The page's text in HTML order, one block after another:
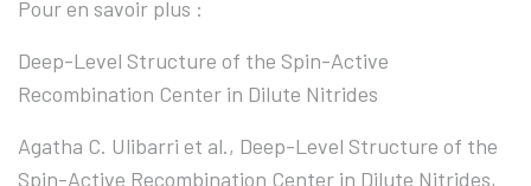
Pour en savoir plus :
Deep-Level Structure of the Spin-Active
Recombination Center in Dilute Nitrides
Agatha C. Ulibarri et al., Deep-Level Structure of the
Spin-Active Recombination Center in Dilute Nitrides,